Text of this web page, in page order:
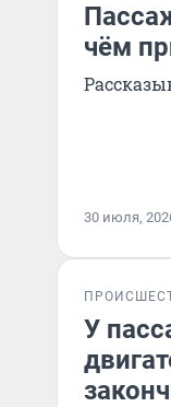
чём
30 июля,
У